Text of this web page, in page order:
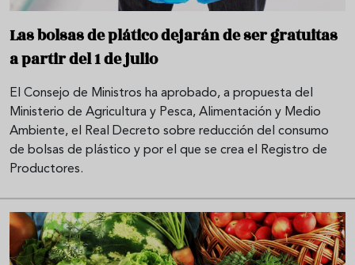
Las bolsas de plático dejarán de ser gratuitas
a partir del 1 de julio
El Consejo de Ministros ha aprobado, a propuesta del
Ministerio de Agricultura y Pesca, Alimentación y Medio
Ambiente, el Real Decreto sobre reducción del consumo
de bolsas de plástico y por el que se crea el Registro de
Productores.